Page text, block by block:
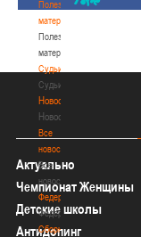
Полезные
материалы
Полезные
материалы
Судьи
Судьи
Новости
Новости
Все
новости
Все
новости
Федерация
Федерация
Сборные
Актуально
Чемпионат Женщины
Детские школы
Антидопинг